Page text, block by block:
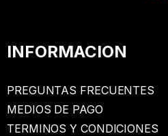
INFORMACION
PREGUNTAS FRECUENTES
MEDIOS DE PAGO
TERMINOS Y CONDICIONES